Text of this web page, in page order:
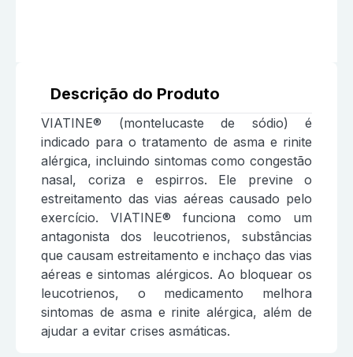
Descrição do Produto
VIATINE® (montelucaste de sódio) é
indicado para o tratamento de asma e rinite
alérgica, incluindo sintomas como congestão
nasal, coriza e espirros. Ele previne o
estreitamento das vias aéreas causado pelo
exercício. VIATINE® funciona como um
antagonista dos leucotrienos, substâncias
que causam estreitamento e inchaço das vias
aéreas e sintomas alérgicos. Ao bloquear os
leucotrienos, o medicamento melhora
sintomas de asma e rinite alérgica, além de
ajudar a evitar crises asmáticas.